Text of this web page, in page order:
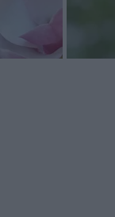
takich jak biały,
w
gleby to lekko
tą roślinę